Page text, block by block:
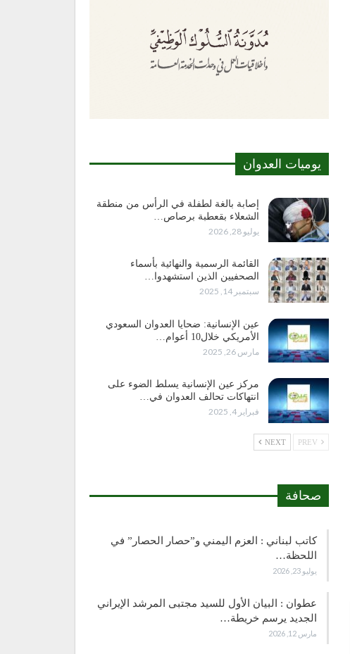
يوميات العدوان
إصابة بالغة لطفلة في الرأس من منطقة
الشعلاء بقعطبة برصاص…
يوليو 28, 2026
القائمة الرسمية والنهائية بأسماء
الصحفيين الذين استشهدوا…
سبتمبر 14, 2025
عين الإنسانية: ضحايا العدوان السعودي
الأمريكي خلال10 أعوام…
مارس 26, 2025
مركز عين الإنسانية يسلط الضوء على
انتهاكات تحالف العدوان في…
فبراير 4, 2025
NEXT
صحافة
كاتب لبناني : العزم اليمني و”حصار الحصار” في
اللحظة…
يوليو 23, 2026
عطوان : البيان الأول للسيد مجتبى المرشد الإيراني
الجديد يرسم خريطة…
مارس 12, 2026